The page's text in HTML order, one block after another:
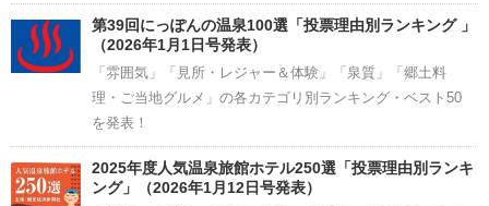
第39回にっぽんの温泉100選「投票理由別ランキング 」
（2026年1月1日号発表）
「雰囲気」「見所・レジャー＆体験」「泉質」「郷土料
理・ご当地グルメ」の各カテゴリ別ランキング・ベスト50
を発表！
2025年度人気温泉旅館ホテル250選「投票理由別ランキ
ング」（2026年1月12日号発表）